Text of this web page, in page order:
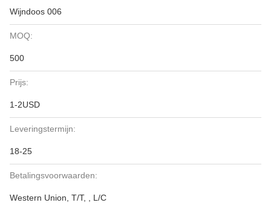
Wijndoos 006
MOQ:
500
Prijs:
1-2USD
Leveringstermijn:
18-25
Betalingsvoorwaarden:
Western Union, T/T, , L/C